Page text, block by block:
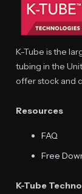
K-Tube is the
tubing in the
offer stock and
Resources
FAQ
Free
K-Tube